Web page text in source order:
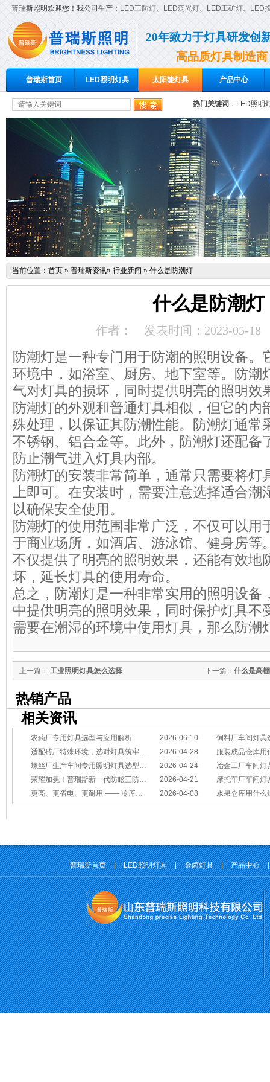
普瑞斯照明欢迎您！我公司生产： LED三防灯、 LED泛光灯、 LED工矿灯、 LED
20年致力于灯具研发创
高品质灯具制造商
普瑞斯首页 LED照明灯具 太阳能灯具 产品中心
热门关键词 ： LED照明
当前位置： 首页 » 普瑞斯资讯» 行业新闻 » 什么是防潮灯
什么是防潮灯
作者： 发表时间：2023-05-18
防潮灯是一种专门用于防潮的照明设备。
环境中，如浴室、厨房、地下室等。防潮
气对灯具的损坏，同时提供明亮的照明效
防潮灯的外观和普通灯具相似，但它的内
殊处理，以保证其防潮性能。防潮灯通常
不锈钢、铝合金等。此外，防潮灯还配备
防止潮气进入灯具内部。
防潮灯的安装非常简单，通常只需要将灯
上即可。在安装时，需要注意选择适合
以确保安全使用。
防潮灯的使用范围非常广泛，不仅可以用
于商业场所，如酒店、游泳馆、健身房等
不仅提供了明亮的照明效果，还能有效地
坏，延长灯具的使用寿命。
总之，防潮灯是一种非常实用的照明设备
中提供明亮的照明效果，同时保护灯具不
需要在潮湿的环境中使用灯具，那么防潮
下一篇： 什么是高
上一篇： 工业照明灯具怎么选择
热销产品
相关资讯
2026-06-10
农药厂专用灯具选型与应用解析
饲料厂车间灯具
2026-04-28
适配砖厂特殊环境，选对灯具筑牢生产安全线
服装成品仓库用
2026-04-24
螺丝厂生产车间专用照明灯具选型方案
冶金工厂车间灯具选型指南：
2026-04-21
荣耀加冕！普瑞斯新一代防眩三防灯BC-L斩获2026阿拉丁神灯奖
摩托车厂车间灯具怎么选？
2026-04-08
更亮、更省电、更耐用 —— 冷库照明优选 水果仓库用什么
普瑞斯首页 | LED照明灯具 | 金卤灯具 | 产品中心 |